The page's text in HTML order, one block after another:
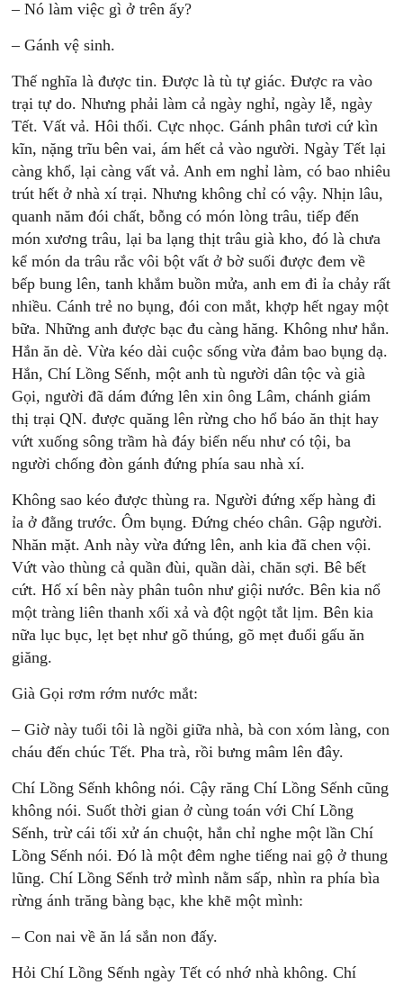
– Nó làm việc gì ở trên ấy?
– Gánh vệ sinh.
Thế nghĩa là được tin. Được là tù tự giác. Được ra vào
trại tự do. Nhưng phải làm cả ngày nghỉ, ngày lễ, ngày
Tết. Vất vả. Hôi thối. Cực nhọc. Gánh phân tươi cứ kìn
kĩn, nặng trĩu bên vai, ám hết cả vào người. Ngày Tết lại
càng khổ, lại càng vất vả. Anh em nghỉ làm, có bao nhiêu
trút hết ở nhà xí trại. Nhưng không chỉ có vậy. Nhịn lâu,
quanh năm đói chất, bỗng có món lòng trâu, tiếp đến
món xương trâu, lại ba lạng thịt trâu già kho, đó là chưa
kể món da trâu rắc vôi bột vất ở bờ suối được đem về
bếp bung lên, tanh khắm buồn mửa, anh em đi ỉa chảy rất
nhiều. Cánh trẻ no bụng, đói con mắt, khợp hết ngay một
bữa. Những anh được bạc đu càng hăng. Không như hắn.
Hắn ăn dè. Vừa kéo dài cuộc sống vừa đảm bao bụng dạ.
Hắn, Chí Lồng Sếnh, một anh tù người dân tộc và già
Gọi, người đã dám đứng lên xin ông Lâm, chánh giám
thị trại QN. được quăng lên rừng cho hổ báo ăn thịt hay
vứt xuống sông trầm hà đáy biển nếu như có tội, ba
người chống đòn gánh đứng phía sau nhà xí.
Không sao kéo được thùng ra. Người đứng xếp hàng đi
ỉa ở đằng trước. Ôm bụng. Đứng chéo chân. Gập người.
Nhăn mặt. Anh này vừa đứng lên, anh kia đã chen vội.
Vứt vào thùng cả quần đùi, quần dài, chăn sợi. Bê bết
cứt. Hố xí bên này phân tuôn như giội nước. Bên kia nổ
một tràng liên thanh xối xả và đột ngột tắt lịm. Bên kia
nữa lục bục, lẹt bẹt như gõ thúng, gõ mẹt đuổi gấu ăn
giăng.
Già Gọi rơm rớm nước mắt:
– Giờ này tuổi tôi là ngồi giữa nhà, bà con xóm làng, con
cháu đến chúc Tết. Pha trà, rồi bưng mâm lên đây.
Chí Lồng Sếnh không nói. Cậy răng Chí Lồng Sếnh cũng
không nói. Suốt thời gian ở cùng toán với Chí Lồng
Sếnh, trừ cái tối xử án chuột, hắn chỉ nghe một lần Chí
Lồng Sếnh nói. Đó là một đêm nghe tiếng nai gộ ở thung
lũng. Chí Lồng Sếnh trở mình nằm sấp, nhìn ra phía bìa
rừng ánh trăng bàng bạc, khe khẽ một mình:
– Con nai về ăn lá sắn non đấy.
Hỏi Chí Lồng Sếnh ngày Tết có nhớ nhà không. Chí